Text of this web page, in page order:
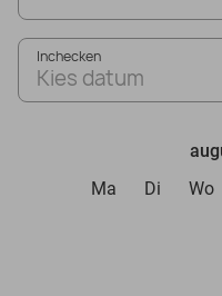
Inchecken
Kies datum
Ma
Di Wo